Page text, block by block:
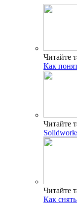
Читайте
Как
Читайте
Читайте
Как